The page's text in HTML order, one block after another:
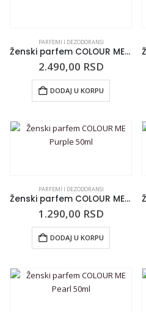
PARFEMI I DEZODORANSI
Ženski parfem COLOUR ME Purple 100ml
2.490,00 RSD
DODAJ U KORPU
PARFEMI I DEZODORANSI
Ženski parfem COLOUR ME Purple 50ml
1.290,00 RSD
DODAJ U KORPU